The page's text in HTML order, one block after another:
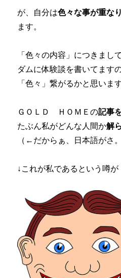
が、自分は色々な事が重なり
ます。
「色々の内容」につきまし
ダムに体験談を書いてます
「色々」繋がるかと思います
ＧＯＬＤ ＨＯＭＥの記事
たぶん私がどんな人間か解
（←だからぁ、日本語がさ。
↓これが私であるという噂が